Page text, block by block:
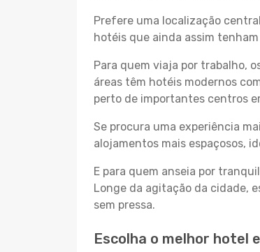
Prefere uma localização
hotéis que ainda assim
Para quem viaja por trabalho,
áreas têm hotéis modernos
perto de importantes centros
Se procura uma experiência
alojamentos mais espaçosos,
E para quem anseia por
Longe da agitação da cidade,
sem pressa.
Escolha o melhor hotel